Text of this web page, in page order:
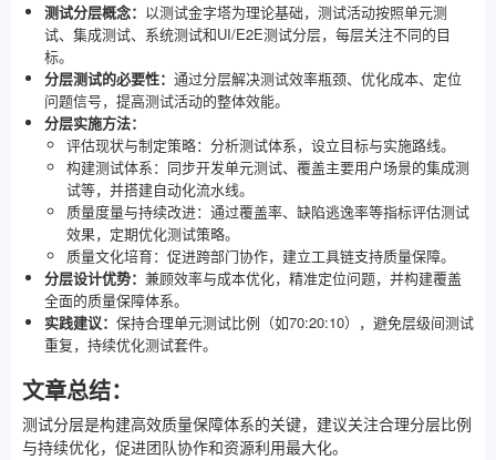
测试分层概念： 以测试金字塔为理论基础，测试活动按照单元测
试、集成测试、系统测试和UI/E2E测试分层，每层关注不同的目
标。
分层测试的必要性： 通过分层解决测试效率瓶颈、优化成本、定位
问题信号，提高测试活动的整体效能。
分层实施方法：
评估现状与制定策略：分析测试体系，设立目标与实施路线。
构建测试体系：同步开发单元测试、覆盖主要用户场景的集成测
试等，并搭建自动化流水线。
质量度量与持续改进：通过覆盖率、缺陷逃逸率等指标评估测试
效果，定期优化测试策略。
质量文化培育：促进跨部门协作，建立工具链支持质量保障。
分层设计优势： 兼顾效率与成本优化，精准定位问题，并构建覆盖
全面的质量保障体系。
实践建议： 保持合理单元测试比例（如70:20:10），避免层级间测试
重复，持续优化测试套件。
文章总结：
测试分层是构建高效质量保障体系的关键，建议关注合理分层比例
与持续优化，促进团队协作和资源利用最大化。